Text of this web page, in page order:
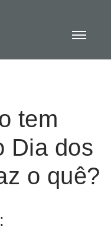
tem
Dia dos
o quê?